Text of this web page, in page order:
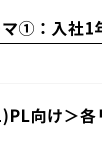
①：入社1
向け＞各